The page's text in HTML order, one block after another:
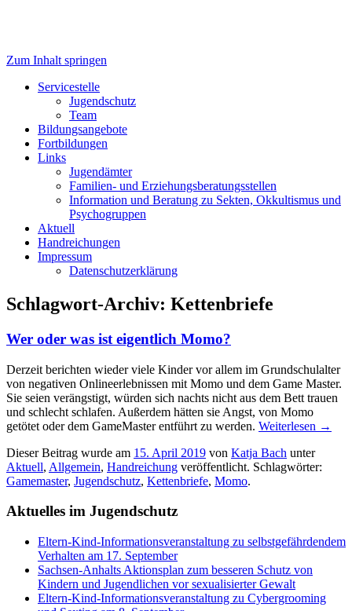
Servicestelle Kinder- und
Jugendschutz
Zum Inhalt springen
Servicestelle
Jugendschutz
Team
Bildungsangebote
Fortbildungen
Links
Jugendämter
Familien- und Erziehungsberatungsstellen
Information und Beratung zu Sekten, Okkultismus und
Psychogruppen
Aktuell
Handreichungen
Impressum
Datenschutzerklärung
Schlagwort-Archiv: Kettenbriefe
Wer oder was ist eigentlich Momo?
Derzeit berichten wieder viele Kinder vor allem im Grundschulalter
von negativen Onlineerlebnissen mit Momo und dem Game Master.
Sie seien verängstigt, würden sich nachts nicht aus dem Bett trauen
und schlecht schlafen. Außerdem hätten sie Angst, von Momo
getötet oder dem GameMaster entführt zu werden. Weiterlesen →
Dieser Beitrag wurde am 15. April 2019 von Katja Bach unter
Aktuell, Allgemein, Handreichung veröffentlicht. Schlagwörter:
Gamemaster, Jugendschutz, Kettenbriefe, Momo.
Aktuelles im Jugendschutz
Eltern-Kind-Informationsveranstaltung zu selbstgefährdendem
Verhalten am 17. September
Sachsen-Anhalts Aktionsplan zum besseren Schutz von
Kindern und Jugendlichen vor sexualisierter Gewalt
Eltern-Kind-Informationsveranstaltung zu Cybergrooming